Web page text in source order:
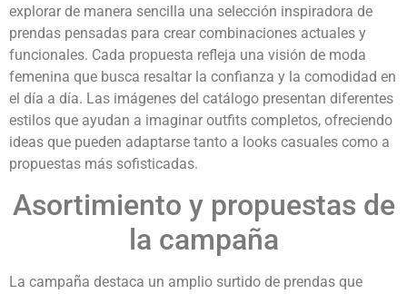
explorar de manera sencilla una selección inspiradora de
prendas pensadas para crear combinaciones actuales y
funcionales. Cada propuesta refleja una visión de moda
femenina que busca resaltar la confianza y la comodidad en
el día a día. Las imágenes del catálogo presentan diferentes
estilos que ayudan a imaginar outfits completos, ofreciendo
ideas que pueden adaptarse tanto a looks casuales como a
propuestas más sofisticadas.
Asortimiento y propuestas de
la campaña
La campaña destaca un amplio surtido de prendas que